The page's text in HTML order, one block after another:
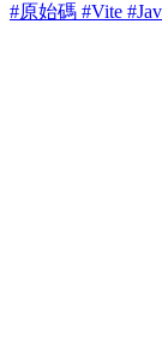
#原始碼 #Vite